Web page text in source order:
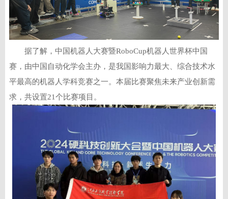
据了解，中国机器人大赛暨RoboCup机器人世界杯中国
赛，由中国自动化学会主办，是我国影响力最大、综合技术水
平最高的机器人学科竞赛之一。本届比赛聚焦未来产业创新需
求，共设置21个比赛项目。